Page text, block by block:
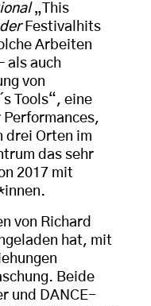
„This
derFestivalhits
Arbeiten
als auch
von
Tools“, eine
drei Orten im
das sehr
2017 mit
von Richard
hat, mit
Beide
und DANCE-